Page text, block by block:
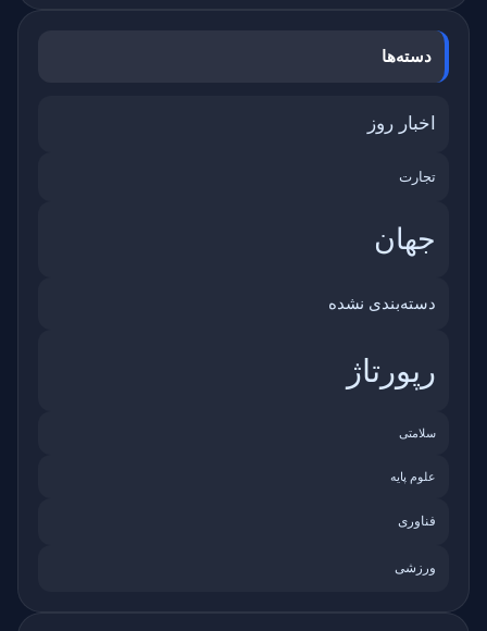
دسته‌ها
اخبار روز
تجارت
جهان
دسته‌بندی نشده
رپورتاژ
سلامتی
علوم پایه
فناوری
ورزشی